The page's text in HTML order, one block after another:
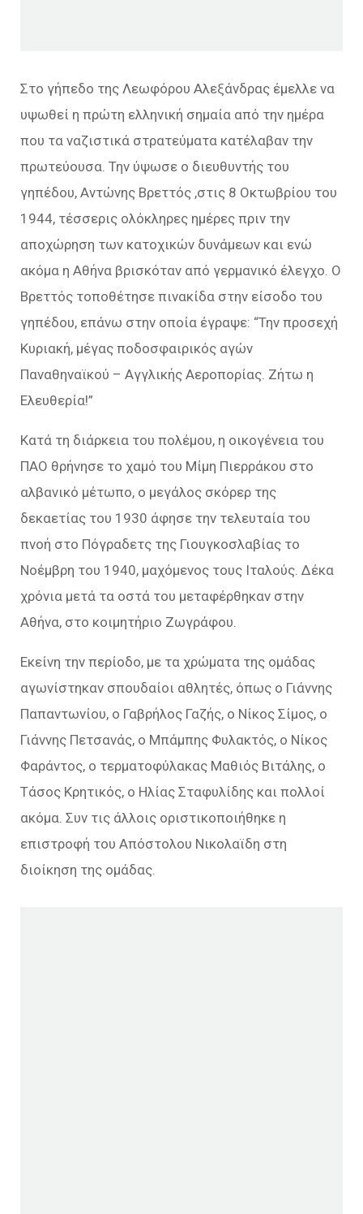
Στο γήπεδο της Λεωφόρου Αλεξάνδρας έμελλε να
υψωθεί η πρώτη ελληνική σημαία από την ημέρα
που τα ναζιστικά στρατεύματα κατέλαβαν την
πρωτεύουσα. Την ύψωσε ο διευθυντής του
γηπέδου, Αντώνης Βρεττός ,στις 8 Οκτωβρίου του
1944, τέσσερις ολόκληρες ημέρες πριν την
αποχώρηση των κατοχικών δυνάμεων και ενώ
ακόμα η Αθήνα βρισκόταν από γερμανικό έλεγχο. Ο
Βρεττός τοποθέτησε πινακίδα στην είσοδο του
γηπέδου, επάνω στην οποία έγραψε: “Την προσεχή
Κυριακή, μέγας ποδοσφαιρικός αγών
Παναθηναϊκού – Αγγλικής Αεροπορίας. Ζήτω η
Ελευθερία!”
Κατά τη διάρκεια του πολέμου, η οικογένεια του
ΠΑΟ θρήνησε το χαμό του Μίμη Πιερράκου στο
αλβανικό μέτωπο, ο μεγάλος σκόρερ της
δεκαετίας του 1930 άφησε την τελευταία του
πνοή στο Πόγραδετς της Γιουγκοσλαβίας το
Νοέμβρη του 1940, μαχόμενος τους Ιταλούς. Δέκα
χρόνια μετά τα οστά του μεταφέρθηκαν στην
Αθήνα, στο κοιμητήριο Ζωγράφου.
Εκείνη την περίοδο, με τα χρώματα της ομάδας
αγωνίστηκαν σπουδαίοι αθλητές, όπως ο Γιάννης
Παπαντωνίου, ο Γαβρήλος Γαζής, ο Νίκος Σίμος, ο
Γιάννης Πετσανάς, ο Μπάμπης Φυλακτός, ο Νίκος
Φαράντος, ο τερματοφύλακας Μαθιός Βιτάλης, ο
Τάσος Κρητικός, ο Ηλίας Σταφυλίδης και πολλοί
ακόμα. Συν τις άλλοις οριστικοποιήθηκε η
επιστροφή του Απόστολου Νικολαϊδη στη
διοίκηση της ομάδας.